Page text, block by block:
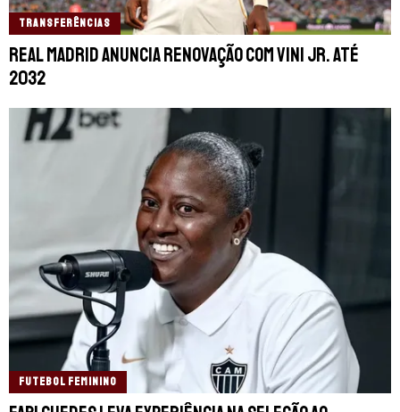
TRANSFERÊNCIAS
Real Madrid anuncia renovação com Vini Jr. até
2032
FUTEBOL FEMININO